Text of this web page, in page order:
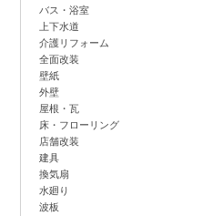
バス・浴室
上下水道
介護リフォーム
全面改装
壁紙
外壁
屋根・瓦
床・フローリング
店舗改装
建具
換気扇
水廻り
波板